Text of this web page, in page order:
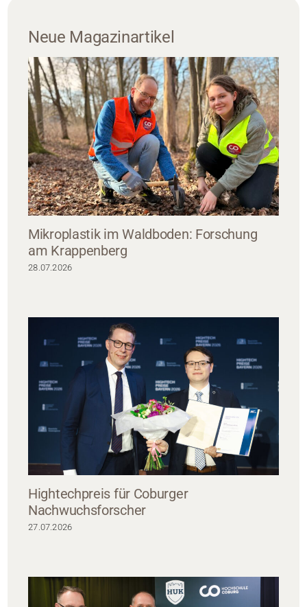
Neue Magazinartikel
Mikroplastik im Waldboden: Forschung
am Krappenberg
28.07.2026
Hightechpreis für Coburger
Nachwuchsforscher
27.07.2026